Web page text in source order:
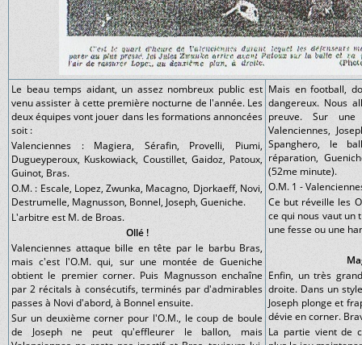
Le beau temps aidant, un assez nombreux public est
venu assister à cette première nocturne de l'année. Les
deux équipes vont jouer dans les formations annoncées
soit :
Valenciennes : Magiera, Sérafin, Provelli, Piumi,
Dugueyperoux, Kuskowiack, Coustillet, Gaidoz, Patoux,
Guinot, Bras.
O.M. : Escale, Lopez, Zwunka, Macagno, Djorkaeff, Novi,
Destrumelle, Magnusson, Bonnel, Joseph, Gueniche.
L'arbitre est M. de Broas.
Ollé !
Valenciennes attaque bille en tête par le barbu Bras,
mais c'est l'O.M. qui, sur une montée de Gueniche
obtient le premier corner. Puis Magnusson enchaîne
par 2 récitals à consécutifs, terminés par d'admirables
passes à Novi d'abord, à Bonnel ensuite.
Sur un deuxième corner pour l'O.M., le coup de boule
de Joseph ne peut qu'effleurer le ballon, mais
Mais en football,
dangereux. Nous
preuve. Sur
Valenciennes,
Spanghero, le
réparation,
(52me minute).
O.M. 1 -
Ce but réveille les
ce qui nous vaut un
une fesse ou une
Enfin, un très
droite. Dans un
Joseph plonge et
dévie en corner.
La partie vient de